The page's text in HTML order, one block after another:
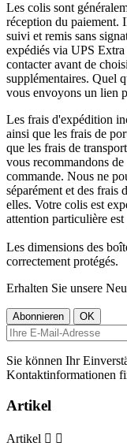
Les colis sont
réception du paiement.
suivi et remis sans
expédiés via UPS
contacter avant de
supplémentaires. Quel
vous envoyons un lien
Les frais d'expédition
ainsi que les frais de
que les frais de
vous recommandons
commande. Nous ne
séparément et des frais
elles. Votre colis est
attention particulière
Les dimensions des
correctement protégés.
Erhalten Sie unsere
Sie können Ihr
Kontaktinformationen
Artikel
Artikel  